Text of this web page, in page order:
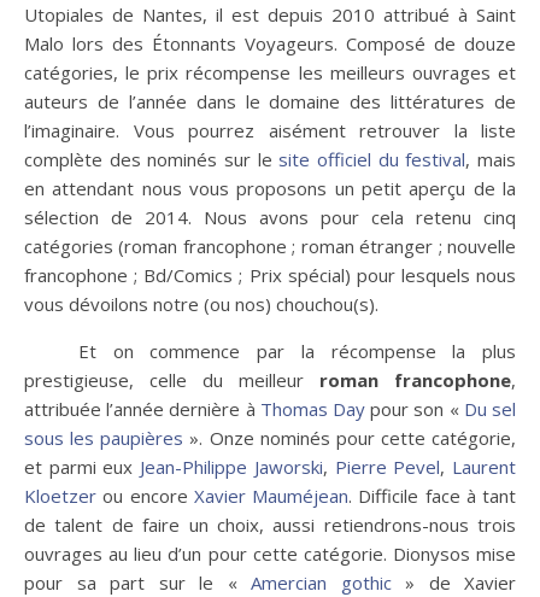
Utopiales de Nantes, il est depuis 2010 attribué à Saint
Malo lors des Étonnants Voyageurs. Composé de douze
catégories, le prix récompense les meilleurs ouvrages et
auteurs de l’année dans le domaine des littératures de
l’imaginaire. Vous pourrez aisément retrouver la liste
complète des nominés sur lesite officiel du festival, mais
en attendant nous vous proposons un petit aperçu de la
sélection de 2014. Nous avons pour cela retenu cinq
catégories (roman francophone ; roman étranger ; nouvelle
francophone ; Bd/Comics ; Prix spécial) pour lesquels nous
vous dévoilons notre (ou nos) chouchou(s).
Et on commence par la récompense la plus
prestigieuse, celle du meilleur roman francophone,
attribuée l’année dernière à Thomas Day pour son « Du sel
sous les paupières ». Onze nominés pour cette catégorie,
et parmi eux Jean-Philippe Jaworski, Pierre Pevel, Laurent
Kloetzer ou encore Xavier Mauméjean. Difficile face à tant
de talent de faire un choix, aussi retiendrons-nous trois
ouvrages au lieu d’un pour cette catégorie. Dionysos mise
pour sa part sur le « Amercian gothic» de Xavier